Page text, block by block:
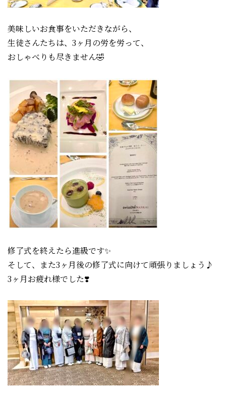
美味しいお食事をいただきながら、
生徒さんたちは、3ヶ月の労を労って、
おしゃべりも尽きません🤣
修了式を終えたら進級です✨
そして、また3ヶ月後の修了式に向けて頑張りましょう♪
3ヶ月お疲れ様でした❣️